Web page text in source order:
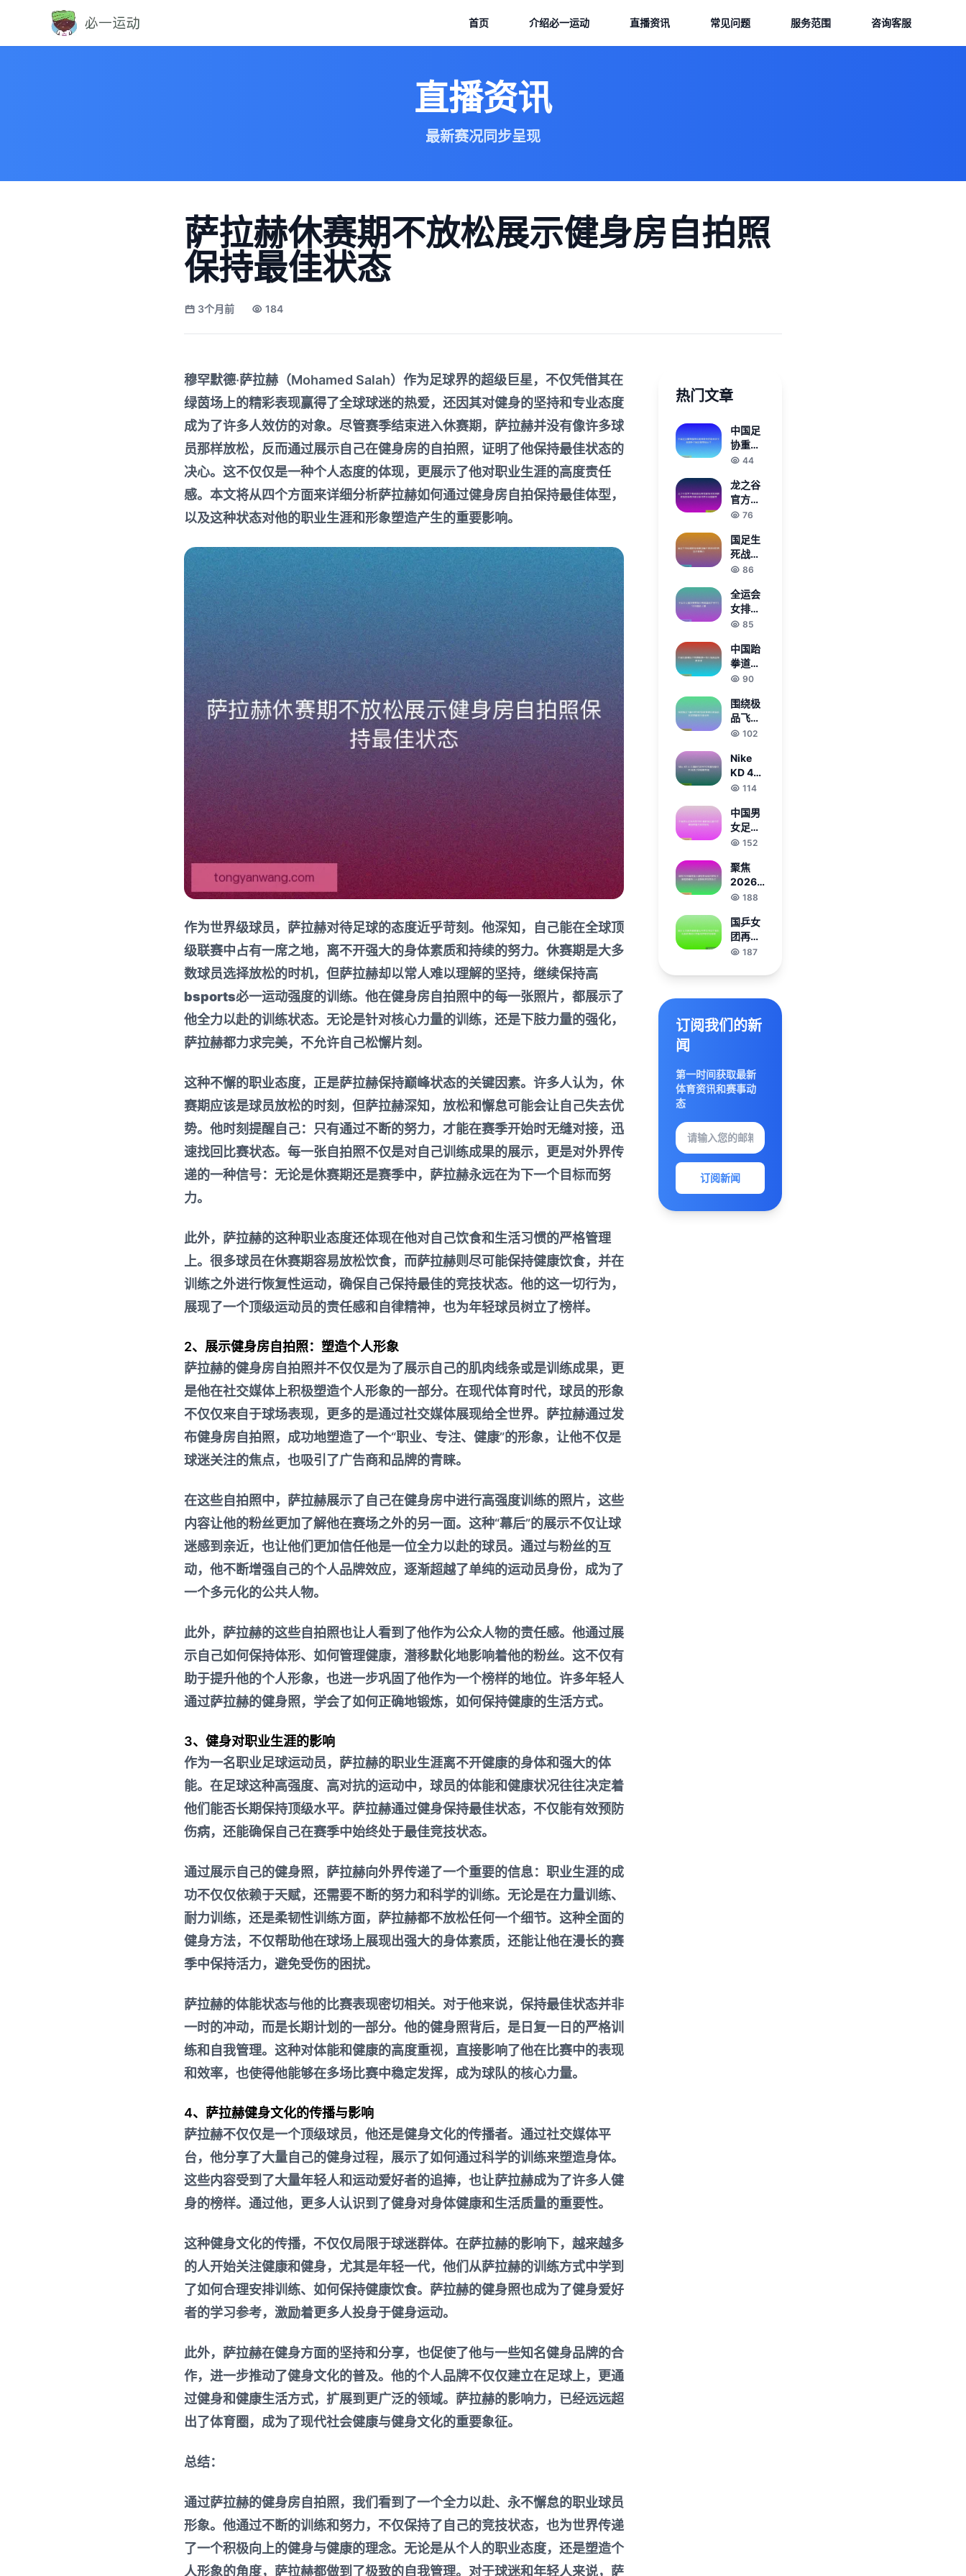
首页 介绍必一运动 直播资讯 常见问题 服务范围 咨询客服
直播资讯
最新赛况同步呈现
萨拉赫休赛期不放松展示健身房自拍照
保持最佳状态
3个月前 184
穆罕默德·萨拉赫（Mohamed Salah）作为足球界的超级巨星，不仅凭借其在
绿茵场上的精彩表现赢得了全球球迷的热爱，还因其对健身的坚持和专业态度
成为了许多人效仿的对象。尽管赛季结束进入休赛期，萨拉赫并没有像许多球
员那样放松，反而通过展示自己在健身房的自拍照，证明了他保持最佳状态的
决心。这不仅仅是一种个人态度的体现，更展示了他对职业生涯的高度责任
感。本文将从四个方面来详细分析萨拉赫如何通过健身房自拍保持最佳体型，
以及这种状态对他的职业生涯和形象塑造产生的重要影响。
作为世界级球员，萨拉赫对待足球的态度近乎苛刻。他深知，自己能在全球顶
级联赛中占有一席之地，离不开强大的身体素质和持续的努力。休赛期是大多
数球员选择放松的时机，但萨拉赫却以常人难以理解的坚持，继续保持高
bsports必一运动强度的训练。他在健身房自拍照中的每一张照片，都展示了
他全力以赴的训练状态。无论是针对核心力量的训练，还是下肢力量的强化，
萨拉赫都力求完美，不允许自己松懈片刻。
这种不懈的职业态度，正是萨拉赫保持巅峰状态的关键因素。许多人认为，休
赛期应该是球员放松的时刻，但萨拉赫深知，放松和懈怠可能会让自己失去优
势。他时刻提醒自己：只有通过不断的努力，才能在赛季开始时无缝对接，迅
速找回比赛状态。每一张自拍照不仅是对自己训练成果的展示，更是对外界传
递的一种信号：无论是休赛期还是赛季中，萨拉赫永远在为下一个目标而努
力。
此外，萨拉赫的这种职业态度还体现在他对自己饮食和生活习惯的严格管理
上。很多球员在休赛期容易放松饮食，而萨拉赫则尽可能保持健康饮食，并在
训练之外进行恢复性运动，确保自己保持最佳的竞技状态。他的这一切行为，
展现了一个顶级运动员的责任感和自律精神，也为年轻球员树立了榜样。
2、展示健身房自拍照：塑造个人形象
萨拉赫的健身房自拍照并不仅仅是为了展示自己的肌肉线条或是训练成果，更
是他在社交媒体上积极塑造个人形象的一部分。在现代体育时代，球员的形象
不仅仅来自于球场表现，更多的是通过社交媒体展现给全世界。萨拉赫通过发
布健身房自拍照，成功地塑造了一个“职业、专注、健康”的形象，让他不仅是
球迷关注的焦点，也吸引了广告商和品牌的青睐。
在这些自拍照中，萨拉赫展示了自己在健身房中进行高强度训练的照片，这些
内容让他的粉丝更加了解他在赛场之外的另一面。这种“幕后”的展示不仅让球
迷感到亲近，也让他们更加信任他是一位全力以赴的球员。通过与粉丝的互
动，他不断增强自己的个人品牌效应，逐渐超越了单纯的运动员身份，成为了
一个多元化的公共人物。
此外，萨拉赫的这些自拍照也让人看到了他作为公众人物的责任感。他通过展
示自己如何保持体形、如何管理健康，潜移默化地影响着他的粉丝。这不仅有
助于提升他的个人形象，也进一步巩固了他作为一个榜样的地位。许多年轻人
通过萨拉赫的健身照，学会了如何正确地锻炼，如何保持健康的生活方式。
3、健身对职业生涯的影响
作为一名职业足球运动员，萨拉赫的职业生涯离不开健康的身体和强大的体
能。在足球这种高强度、高对抗的运动中，球员的体能和健康状况往往决定着
他们能否长期保持顶级水平。萨拉赫通过健身保持最佳状态，不仅能有效预防
伤病，还能确保自己在赛季中始终处于最佳竞技状态。
通过展示自己的健身照，萨拉赫向外界传递了一个重要的信息：职业生涯的成
功不仅仅依赖于天赋，还需要不断的努力和科学的训练。无论是在力量训练、
耐力训练，还是柔韧性训练方面，萨拉赫都不放松任何一个细节。这种全面的
健身方法，不仅帮助他在球场上展现出强大的身体素质，还能让他在漫长的赛
季中保持活力，避免受伤的困扰。
萨拉赫的体能状态与他的比赛表现密切相关。对于他来说，保持最佳状态并非
一时的冲动，而是长期计划的一部分。他的健身照背后，是日复一日的严格训
练和自我管理。这种对体能和健康的高度重视，直接影响了他在比赛中的表现
和效率，也使得他能够在多场比赛中稳定发挥，成为球队的核心力量。
4、萨拉赫健身文化的传播与影响
萨拉赫不仅仅是一个顶级球员，他还是健身文化的传播者。通过社交媒体平
台，他分享了大量自己的健身过程，展示了如何通过科学的训练来塑造身体。
这些内容受到了大量年轻人和运动爱好者的追捧，也让萨拉赫成为了许多人健
身的榜样。通过他，更多人认识到了健身对身体健康和生活质量的重要性。
这种健身文化的传播，不仅仅局限于球迷群体。在萨拉赫的影响下，越来越多
的人开始关注健康和健身，尤其是年轻一代，他们从萨拉赫的训练方式中学到
了如何合理安排训练、如何保持健康饮食。萨拉赫的健身照也成为了健身爱好
者的学习参考，激励着更多人投身于健身运动。
此外，萨拉赫在健身方面的坚持和分享，也促使了他与一些知名健身品牌的合
作，进一步推动了健身文化的普及。他的个人品牌不仅仅建立在足球上，更通
过健身和健康生活方式，扩展到更广泛的领域。萨拉赫的影响力，已经远远超
出了体育圈，成为了现代社会健康与健身文化的重要象征。
总结：
通过萨拉赫的健身房自拍照，我们看到了一个全力以赴、永不懈怠的职业球员
形象。他通过不断的训练和努力，不仅保持了自己的竞技状态，也为世界传递
了一个积极向上的健身与健康的理念。无论是从个人的职业态度，还是塑造个
人形象的角度，萨拉赫都做到了极致的自我管理。对于球迷和年轻人来说，萨
热门文章
中国足
协重整
旗鼓迈
开启新
长征全
面提升
球整体
水平
44
龙之谷
官方下
载最新
教程与
高速获
取指南
骤分享
与常见
问题解
答
76
国足生
死战惜
败无缘
世界杯
彻底告
别全球
86
全运会
女排决
赛赛程
幕战定
于7月
10日精
85
中国跆
拳道队
世锦赛
银八铜
再创历
史佳绩
90
围绕极
品飞车
15变速
竞速沉
浸体验
的深度
景分析
102
Nike
KD 4
金牌配
2025
年秋季
回归 再
球鞋热
潮
114
中国男
女足出
战东亚
国足能
否打破
恐韩魔
挑战
152
聚焦
2026
年度最
击类网
络游戏
全景趋
新玩法
点
188
国乒女
团再登
巅峰奥
冠书写
奇时代
187
订阅我们的新
闻
第一时间获取最新
体育资讯和赛事动
态
订阅新闻